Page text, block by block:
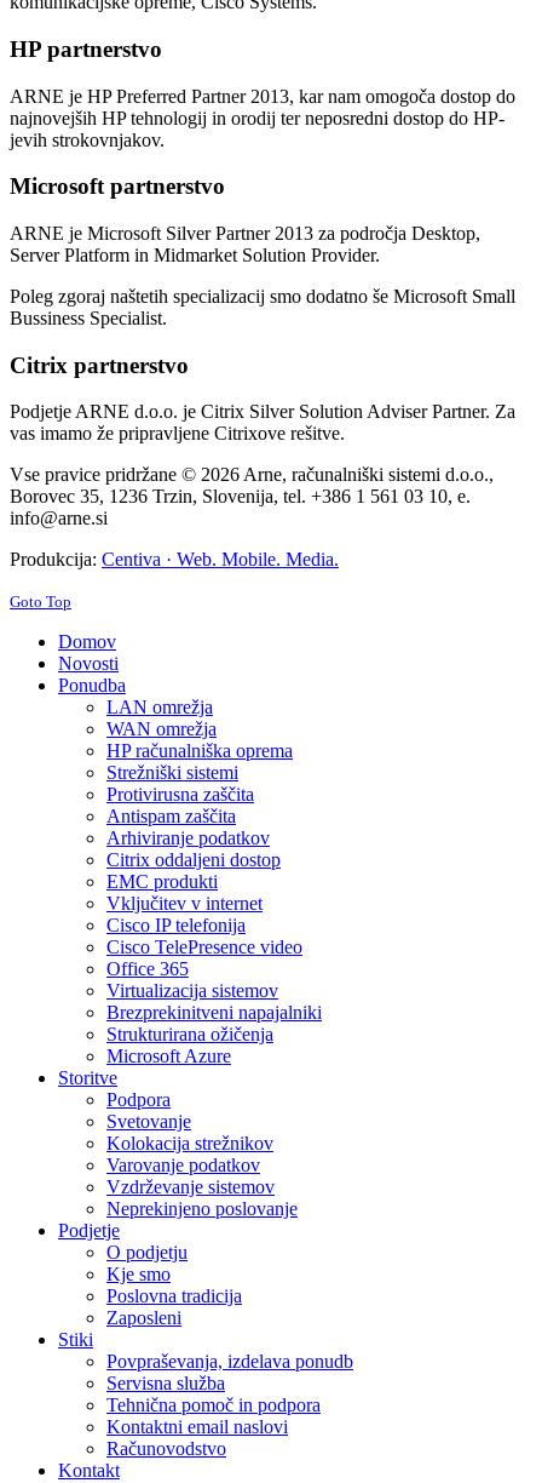
HP partnerstvo
ARNE je HP Preferred Partner 2013, kar nam omogoča dostop do
najnovejših HP tehnologij in orodij ter neposredni dostop do HP-
jevih strokovnjakov.
Microsoft partnerstvo
ARNE je Microsoft Silver Partner 2013 za področja Desktop,
Server Platform in Midmarket Solution Provider.
Poleg zgoraj naštetih specializacij smo dodatno še Microsoft Small
Bussiness Specialist.
Citrix partnerstvo
Podjetje ARNE d.o.o. je Citrix Silver Solution Adviser Partner. Za
vas imamo že pripravljene Citrixove rešitve.
Vse pravice pridržane © 2026 Arne, računalniški sistemi d.o.o.,
Borovec 35, 1236 Trzin, Slovenija, tel. +386 1 561 03 10, e.
info@arne.si
Produkcija: Centiva · Web. Mobile. Media.
Goto Top
Domov
Novosti
Ponudba
LAN omrežja
WAN omrežja
HP računalniška oprema
Strežniški sistemi
Protivirusna zaščita
Antispam zaščita
Arhiviranje podatkov
Citrix oddaljeni dostop
EMC produkti
Vključitev v internet
Cisco IP telefonija
Cisco TelePresence video
Office 365
Virtualizacija sistemov
Brezprekinitveni napajalniki
Strukturirana ožičenja
Microsoft Azure
Storitve
Podpora
Svetovanje
Kolokacija strežnikov
Varovanje podatkov
Vzdrževanje sistemov
Neprekinjeno poslovanje
Podjetje
O podjetju
Kje smo
Poslovna tradicija
Zaposleni
Stiki
Povpraševanja, izdelava ponudb
Servisna služba
Tehnična pomoč in podpora
Kontaktni email naslovi
Računovodstvo
Kontakt